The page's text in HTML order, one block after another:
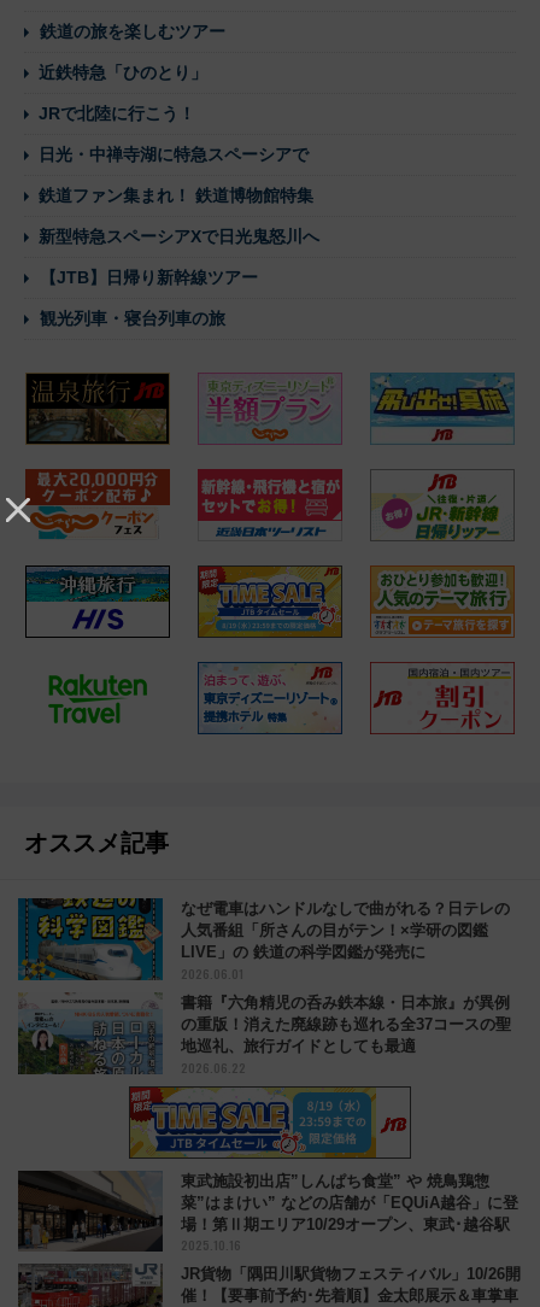
鉄道の旅を楽しむツアー
近鉄特急「ひのとり」
JRで北陸に行こう！
日光・中禅寺湖に特急スペーシアで
鉄道ファン集まれ！ 鉄道博物館特集
新型特急スペーシアXで日光鬼怒川へ
【JTB】日帰り新幹線ツアー
観光列車・寝台列車の旅
オススメ記事
なぜ電車はハンドルなしで曲がれる？日テレの
人気番組「所さんの目がテン！×学研の図鑑
LIVE」の 鉄道の科学図鑑が発売に
2026.06.01
書籍『六角精児の呑み鉄本線・日本旅』が異例
の重版！消えた廃線跡も巡れる全37コースの聖
地巡礼、旅行ガイドとしても最適
2026.06.22
東武施設初出店”しんぱち食堂” や 焼鳥鶏惣
菜”はまけい” などの店舗が「EQUiA越谷」に登
場！第Ⅱ期エリア10/29オープン、東武･越谷駅
2025.10.16
JR貨物「隅田川駅貨物フェスティバル」10/26開
催！【要事前予約･先着順】金太郎展示＆車掌車